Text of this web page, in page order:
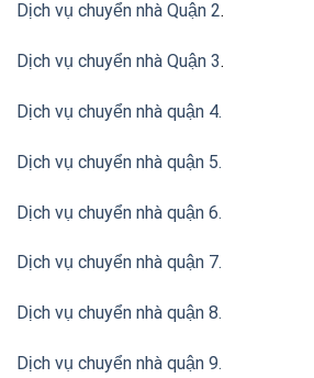
Dịch vụ chuyển nhà Quận 2.
Dịch vụ chuyển nhà Quận 3.
Dịch vụ chuyển nhà quận 4.
Dịch vụ chuyển nhà quận 5.
Dịch vụ chuyển nhà quận 6.
Dịch vụ chuyển nhà quận 7.
Dịch vụ chuyển nhà quận 8.
Dịch vụ chuyển nhà quận 9.